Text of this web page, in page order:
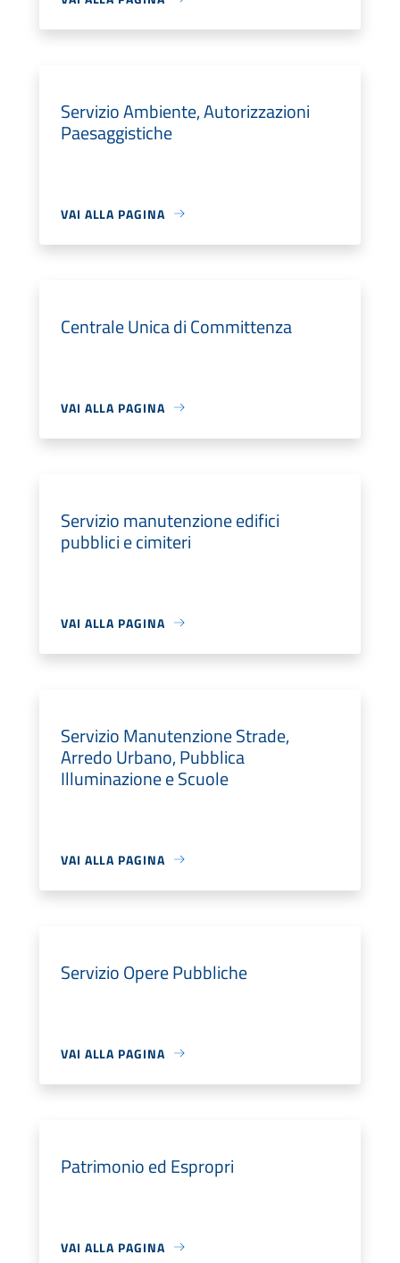
Servizio Ambiente, Autorizzazioni
Paesaggistiche
VAI ALLA PAGINA
Centrale Unica di Committenza
VAI ALLA PAGINA
Servizio manutenzione edifici
pubblici e cimiteri
VAI ALLA PAGINA
Servizio Manutenzione Strade,
Arredo Urbano, Pubblica
Illuminazione e Scuole
VAI ALLA PAGINA
Servizio Opere Pubbliche
VAI ALLA PAGINA
Patrimonio ed Espropri
VAI ALLA PAGINA